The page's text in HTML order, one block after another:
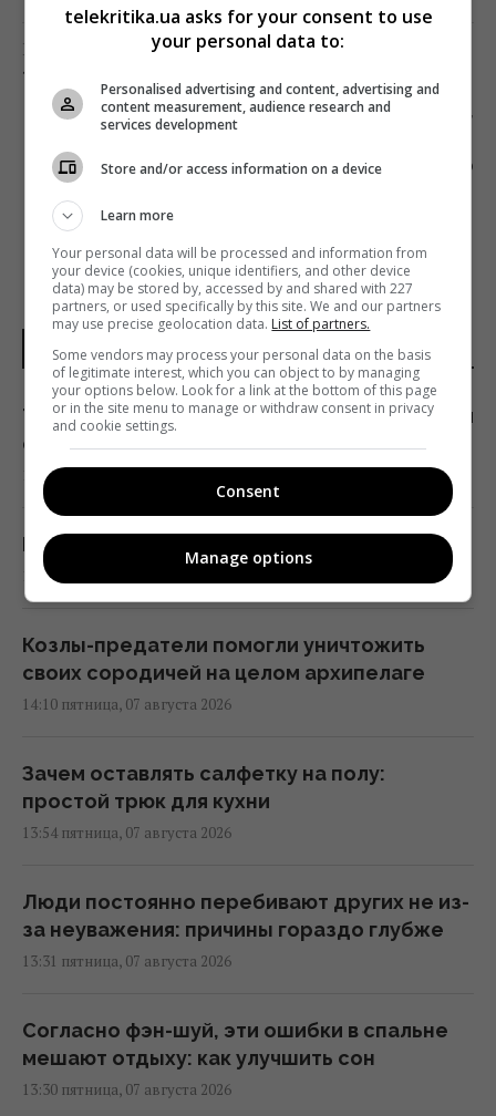
Предыдущий пост
? ЭМИ АДАМС СЫГРАЕТ В ФИЛЬМЕ О РЕДНЕКАХ
Следующий пост
МЕЖДУ ЗЕЛЕНСКИМ И ПОРОШЕНКО
НОВОСТИ ДНЯ
Тест для проверки IQ со спичками, который
с первого взгляда одолевают единицы
14:20 пятница, 07 августа 2026
Брат Джоли совершил каминг-аут
14:17 пятница, 07 августа 2026
Козлы-предатели помогли уничтожить
своих сородичей на целом архипелаге
14:10 пятница, 07 августа 2026
Зачем оставлять салфетку на полу:
простой трюк для кухни
13:54 пятница, 07 августа 2026
Люди постоянно перебивают других не из-
за неуважения: причины гораздо глубже
13:31 пятница, 07 августа 2026
Согласно фэн-шуй, эти ошибки в спальне
мешают отдыху: как улучшить сон
13:30 пятница, 07 августа 2026
telekritika.ua asks for your consent to use
your personal data to:
Personalised advertising and content, advertising and
content measurement, audience research and
services development
Store and/or access information on a device
Learn more
Your personal data will be processed and information from
your device (cookies, unique identifiers, and other device
data) may be stored by, accessed by and shared with 227
partners, or used specifically by this site. We and our partners
may use precise geolocation data. List of partners.
Some vendors may process your personal data on the basis
of legitimate interest, which you can object to by managing
your options below. Look for a link at the bottom of this page
or in the site menu to manage or withdraw consent in privacy
and cookie settings.
Consent
Manage options